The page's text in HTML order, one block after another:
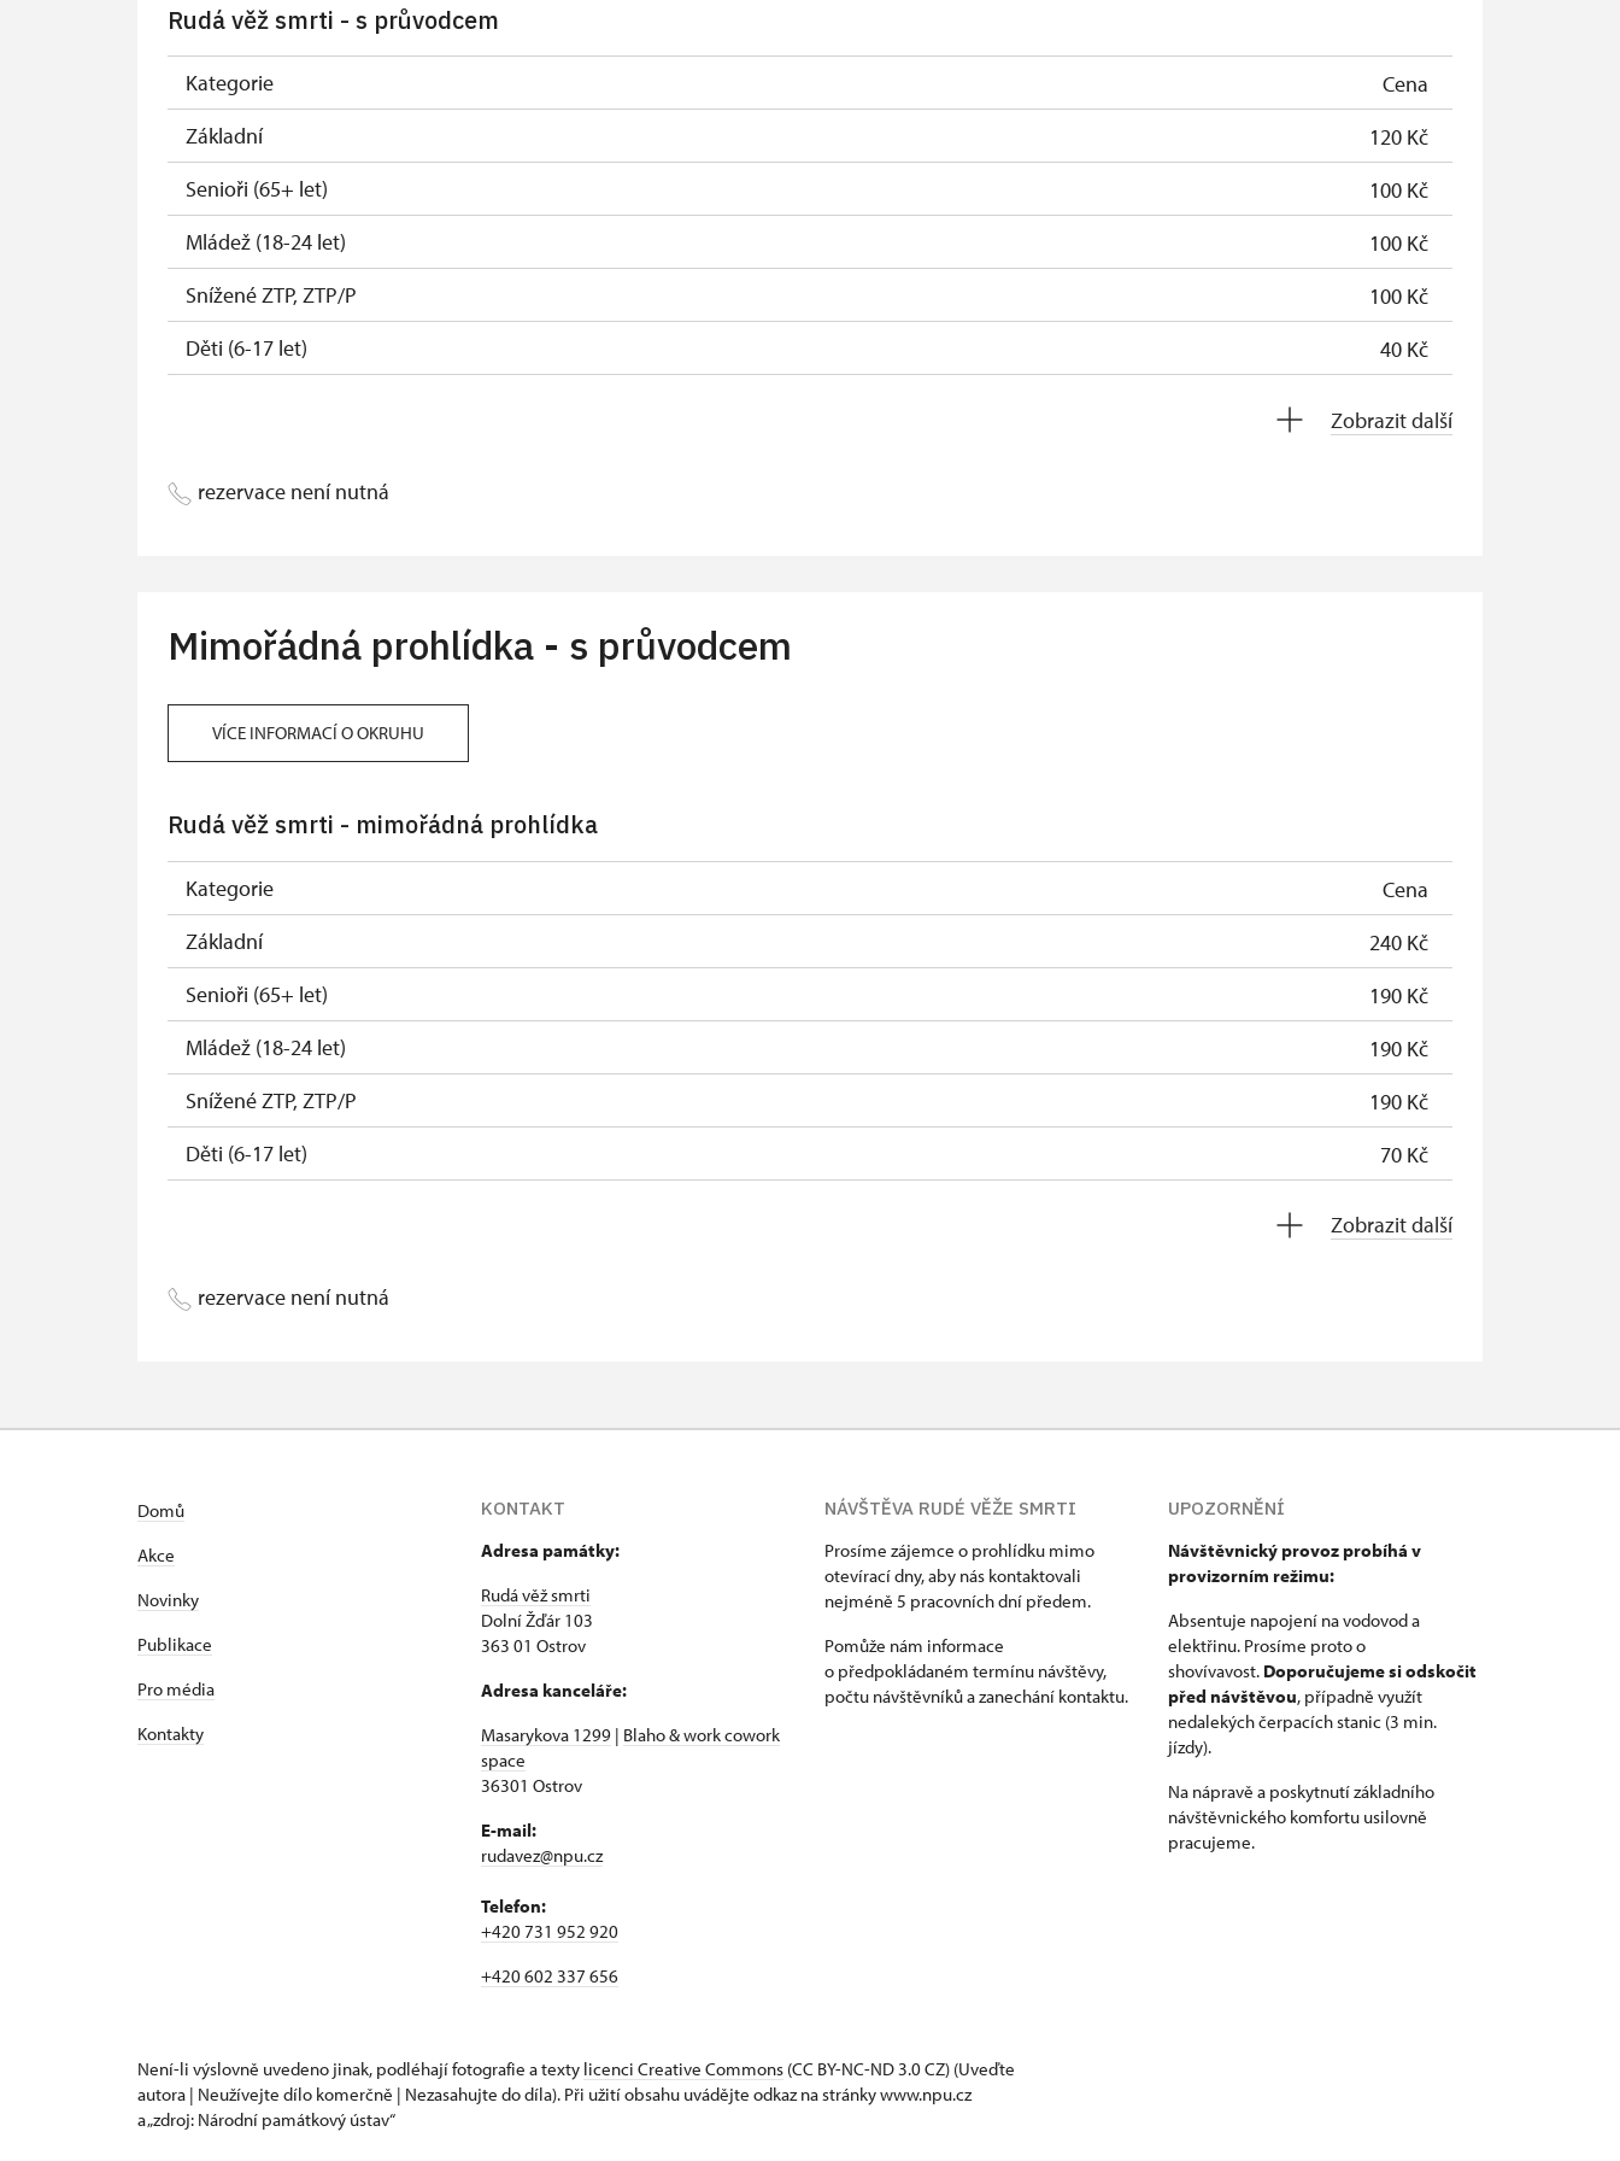
Rudá věž smrti - s průvodcem
Kategorie
Cena
Základní
120 Kč
Senioři (65+ let)
100 Kč
Mládež (18-24 let)
100 Kč
Snížené ZTP, ZTP/P
100 Kč
Děti (6-17 let)
40 Kč
Zobrazit další
rezervace není nutná
Mimořádná prohlídka - s průvodcem
VÍCE INFORMACÍ O OKRUHU
Rudá věž smrti - mimořádná prohlídka
Kategorie
Cena
Základní
240 Kč
Senioři (65+ let)
190 Kč
Mládež (18-24 let)
190 Kč
Snížené ZTP, ZTP/P
190 Kč
Děti (6-17 let)
70 Kč
Zobrazit další
rezervace není nutná
Domů
Akce
Novinky
Publikace
Pro média
Kontakty
KONTAKT
Adresa památky:
Rudá věž smrti
Dolní Žďár 103
363 01 Ostrov
Adresa kanceláře:
Masarykova 1299 | Blaho & work cowork
space
36301 Ostrov
E-mail:
rudavez@npu.cz
Telefon:
+420 731 952 920
+420 602 337 656
NÁVŠTĚVA RUDÉ VĚŽE SMRTI
Prosíme zájemce o prohlídku mimo
otevírací dny, aby nás kontaktovali
nejméně 5 pracovních dní předem.
Pomůže nám informace
o předpokládaném termínu návštěvy,
počtu návštěvníků a zanechání kontaktu.
UPOZORNĚNÍ
Návštěvnický provoz probíhá v
provizorním režimu:
Absentuje napojení na vodovod a
elektřinu. Prosíme proto o
shovívavost. Doporučujeme si odskočit
před návštěvou, případně využít
nedalekých čerpacích stanic (3 min.
jízdy).
Na nápravě a poskytnutí základního
návštěvnického komfortu usilovně
pracujeme.
Není-li výslovně uvedeno jinak, podléhají fotografie a texty licenci Creative Commons (CC BY-NC-ND 3.0 CZ) (Uveďte
autora | Neužívejte dílo komerčně | Nezasahujte do díla). Při užití obsahu uvádějte odkaz na stránky www.npu.cz
a „zdroj: Národní památkový ústav“